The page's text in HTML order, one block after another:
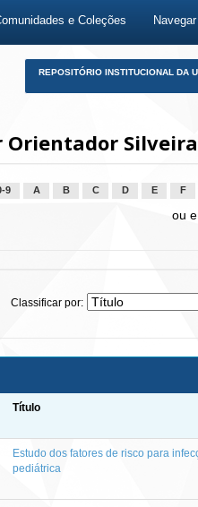
e Coleções Navegar
REPOSITÓRIO INSTITUCIONAL DA
Orientador
9 A B C D E F
ou
Classificar por:
Título
Estudo dos fatores de risco para
pediátrica